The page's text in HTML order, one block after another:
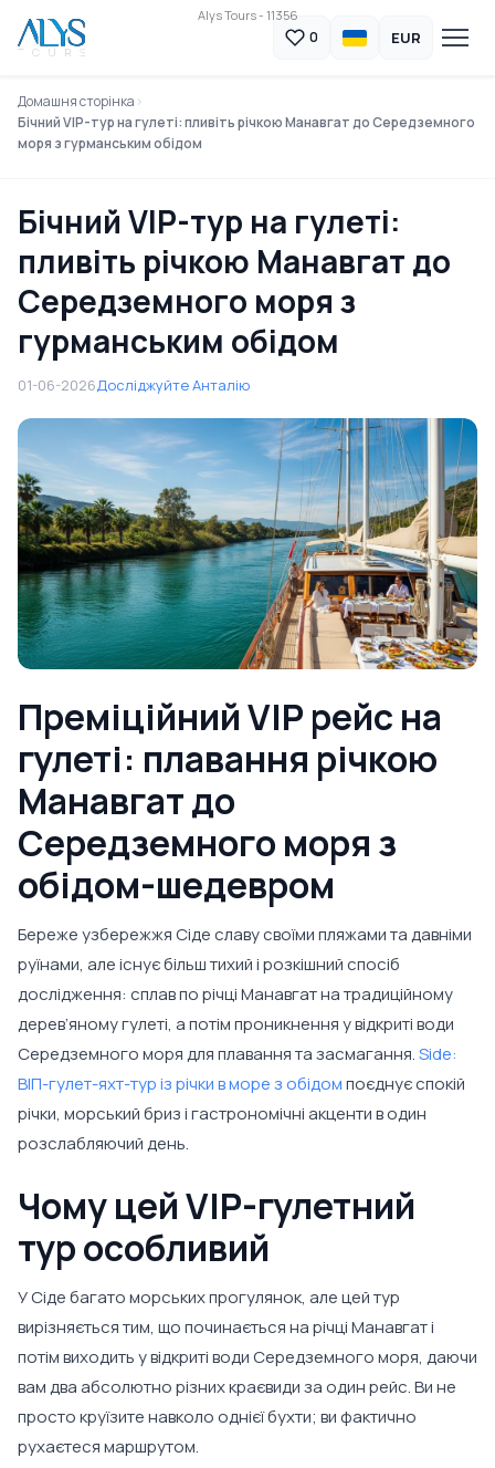
Alys Tours - 11356
0 EUR
Домашня сторінка
Бічний VIP-тур на гулеті: пливіть річкою Манавгат до Середземного
моря з гурманським обідом
Бічний VIP-тур на гулеті:
пливіть річкою Манавгат до
Середземного моря з
гурманським обідом
01-06-2026Досліджуйте Анталію
Преміційний VIP рейс на
гулеті: плавання річкою
Манавгат до
Середземного моря з
обідом-шедевром
Береже узбережжя Сіде славу своїми пляжами та давніми
руїнами, але існує більш тихий і розкішний спосіб
дослідження: сплав по річці Манавгат на традиційному
дерев’яному гулеті, а потім проникнення у відкриті води
Середземного моря для плавання та засмагання.Side:
ВІП-гулет-яхт-тур із річки в море з обідомпоєднує спокій
річки, морський бриз і гастрономічні акценти в один
розслабляючий день.
Чому цей VIP-гулетний
тур особливий
У Сіде багато морських прогулянок, але цей тур
вирізняється тим, що починається на річці Манавгат і
потім виходить у відкриті води Середземного моря, даючи
вам два абсолютно різних краєвиди за один рейс. Ви не
просто круїзите навколо однієї бухти; ви фактично
рухаєтеся маршрутом.